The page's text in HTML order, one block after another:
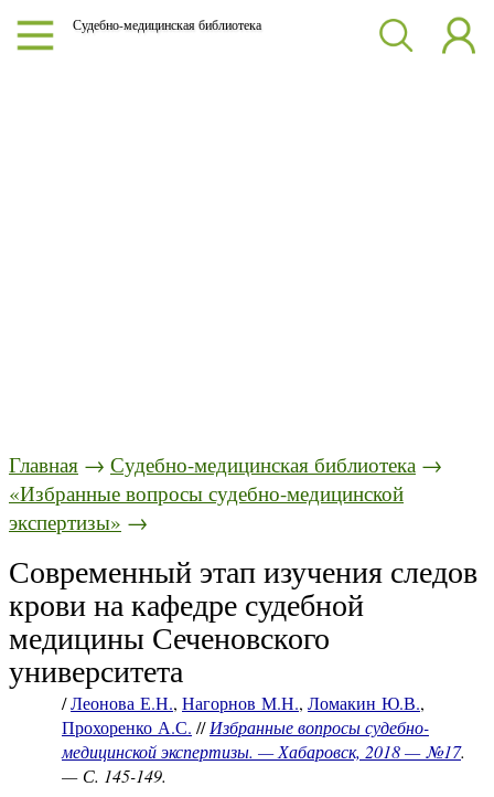
Судебно-медицинская библиотека
Главная → Судебно-медицинская библиотека →
«Избранные вопросы судебно-медицинской
экспертизы» →
Современный этап изучения следов
крови на кафедре судебной
медицины Сеченовского
университета
/Леонова Е.Н., Нагорнов М.Н., Ломакин Ю.В.,
Прохоренко А.С. //Избранные вопросы судебно-
медицинской экспертизы. — Хабаровск, 2018 — №17.
— С. 145-149.